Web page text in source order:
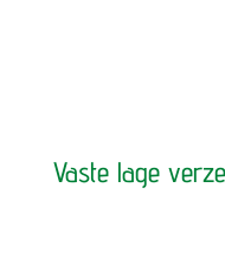
Vaste lage